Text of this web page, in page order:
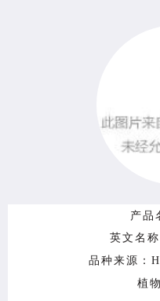
产品
英文名称
品种来源：
植